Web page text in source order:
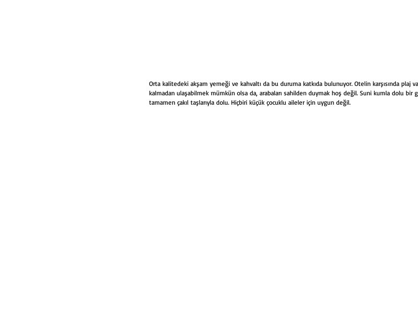
Orta kalitedeki akşam yemeği ve kahvaltı da bu duruma katkıda bulunuyor. Otelin karşısında plaj
kalmadan ulaşabilmek mümkün olsa da, arabaları sahilden duymak hoş değil. Suni kumla dolu bir
tamamen çakıl taşlarıyla dolu. Hiçbiri küçük çocuklu aileler için uygun değil.